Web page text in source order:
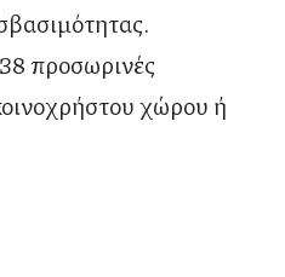
προσωρινές
χώρου ή